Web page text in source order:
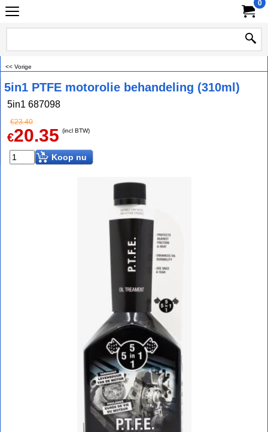
0
<< Vorige
5in1 PTFE motorolie behandeling (310ml)
5in1 687098
€23.40
€20.35 (incl BTW)
Koop nu